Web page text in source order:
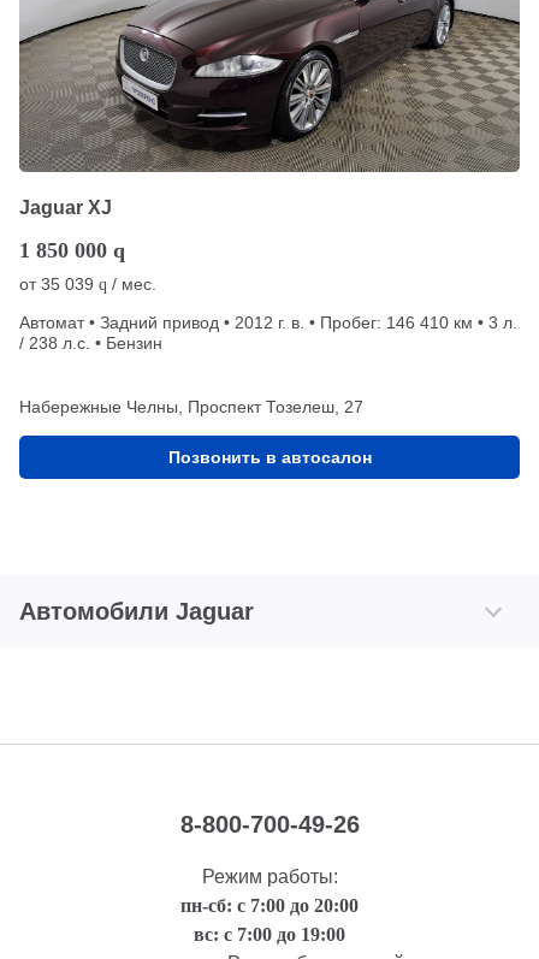
Jaguar XJ
1 850 000 q
от35 039 q / мес.
Автомат • Задний привод • 2012 г. в. • Пробег: 146 410 км • 3 л.
/ 238 л.с. • Бензин
Набережные Челны, Проспект Тозелеш, 27
Позвонить в автосалон
Автомобили Jaguar
8-800-700-49-26
Режим работы:
пн-сб: с 7:00 до 20:00
вс: с 7:00 до 19:00